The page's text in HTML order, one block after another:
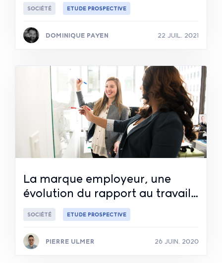
SOCIÉTÉ ETUDE PROSPECTIVE
DOMINIQUE PAYEN 22 JUIL. 2021
La marque employeur, une
évolution du rapport au travail…
SOCIÉTÉ ETUDE PROSPECTIVE
PIERRE ULMER 26 JUIN. 2020